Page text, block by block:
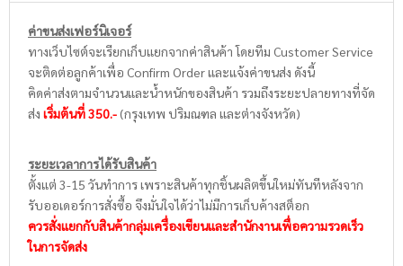
ค่าขนส่งเฟอร์นิเจอร์
ทางเว็บไซต์จะเรียกเก็บแยกจากค่าสินค้า โดยทีม Customer Service
จะติดต่อลูกค้าเพื่อ Confirm Order และแจ้งค่าขนส่ง ดังนี้
คิดค่าส่งตามจำนวนและน้ำหนักของสินค้า รวมถึงระยะปลายทางที่จัด
ส่ง เริ่มต้นที่ 350.-(กรุงเทพ ปริมณฑล และต่างจังหวัด)
ระยะเวลาการได้รับสินค้า
ตั้งแต่ 3-15 วันทำการ เพราะสินค้าทุกชิ้นผลิตขึ้นใหม่ทันทีหลังจาก
รับออเดอร์การสั่งซื้อ จึงมั่นใจได้ว่าไม่มีการเก็บค้างสต็อก
ควรสั่งแยกกับสินค้ากลุ่มเครื่องเขียนและสำนักงานเพื่อความรวดเร็ว
ในการจัดส่ง